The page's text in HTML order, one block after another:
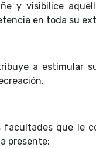
y visibilice
en toda su
a estimular
facultades que le
presente: